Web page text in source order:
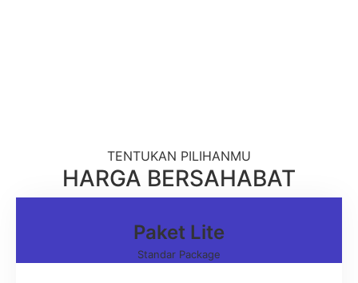
TENTUKAN PILIHANMU
HARGA BERSAHABAT
Paket Lite
Standar Package